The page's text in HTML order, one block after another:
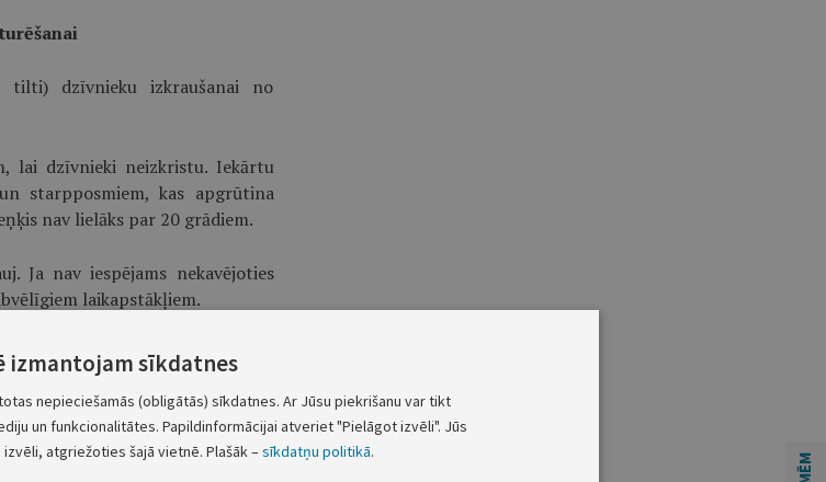
dzīvnieku izkraušanai no
lai dzīvnieki neizkristu. Iekārtu
starpposmiem, kas apgrūtina
nav lielāks par 20 grādiem.
Ja nav iespējams nekavējoties
laikapstākļiem.
kā arī nošķir agresīvos
no rīta un vakarā.
izmantojam sīkdatnes
nepieciešamās (obligātās) sīkdatnes. Ar Jūsu piekrišanu var tikt
un funkcionalitātes. Papildinformācijai atveriet "Pielāgot izvēli". Jūs
atgriežoties šajā vietnē. Plašāk –sīkdatņu politikā.